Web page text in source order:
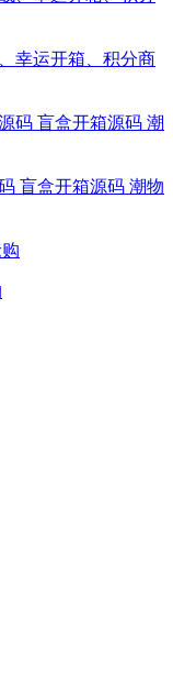
幸运开箱、积分商
盲盒开箱源码 潮物